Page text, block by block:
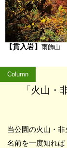
【貫入岩】 雨飾山
Column
「火山・
当公園の火山・
名前を一度知れ